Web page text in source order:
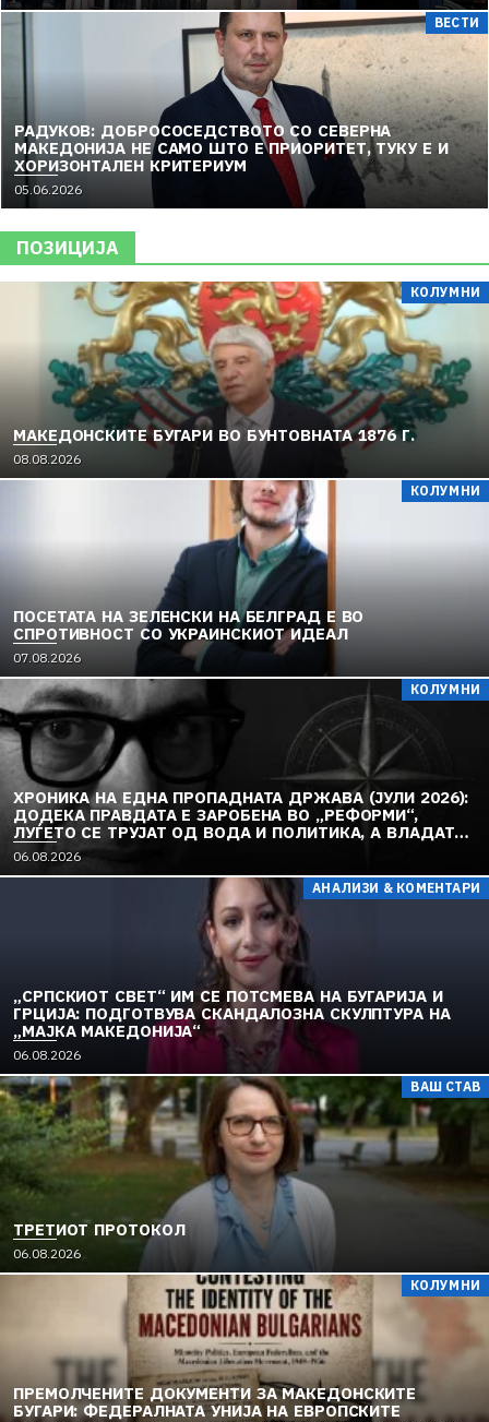
ВЕСТИ
РАДУКОВ: ДОБРОСОСЕДСТВОТО СО СЕВЕРНА
МАКЕДОНИЈА НЕ САМО ШТО Е ПРИОРИТЕТ, ТУКУ Е И
ХОРИЗОНТАЛЕН КРИТЕРИУМ
05.06.2026
ПОЗИЦИЈА
КОЛУМНИ
МАКЕДОНСКИТЕ БУГАРИ ВО БУНТОВНАТА 1876 Г.
08.08.2026
КОЛУМНИ
ПОСЕТАТА НА ЗЕЛЕНСКИ НА БЕЛГРАД Е ВО
СПРОТИВНОСТ СО УКРАИНСКИОТ ИДЕАЛ
07.08.2026
КОЛУМНИ
ХРОНИКА НА ЕДНА ПРОПАДНАТА ДРЖАВА (ЈУЛИ 2026):
ДОДЕКА ПРАВДАТА Е ЗАРОБЕНА ВО „РЕФОРМИ“,
ЛУЃЕТО СЕ ТРУЈАТ ОД ВОДА И ПОЛИТИКА, А ВЛАДАТА
И ОПОЗИЦИЈАТА СЕ „РЕКОНСТРУИРААТ“ – ЗЕМЈАТА
ТОНЕ ВО „ДОСТОИНСТВО“ И МОЛЧИ ПРЕД УКРАИНА
06.08.2026
АНАЛИЗИ & КОМЕНТАРИ
„СРПСКИОТ СВЕТ“ ИМ СЕ ПОТСМЕВА НА БУГАРИЈА И
ГРЦИЈА: ПОДГОТВУВА СКАНДАЛОЗНА СКУЛПТУРА НА
„МАЈКА МАКЕДОНИЈА“
06.08.2026
ВАШ СТАВ
ТРЕТИОТ ПРОТОКОЛ
06.08.2026
КОЛУМНИ
ПРЕМОЛЧЕНИТЕ ДОКУМЕНТИ ЗА МАКЕДОНСКИТЕ
БУГАРИ: ФЕДЕРАЛНАТА УНИЈА НА ЕВРОПСКИТЕ